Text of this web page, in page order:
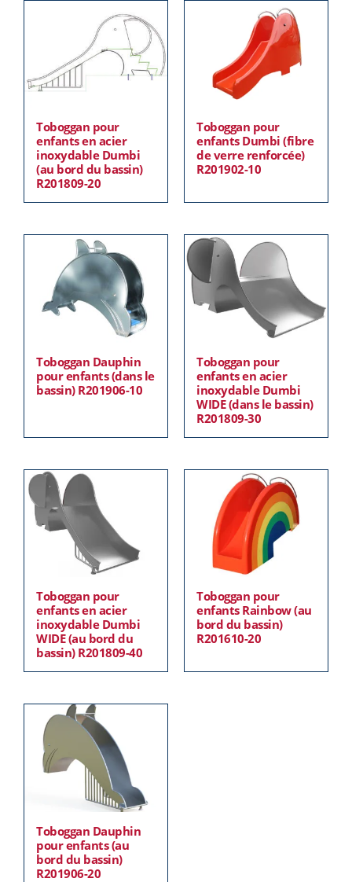
Toboggan pour
enfants en acier
inoxydable Dumbi
(au bord du bassin)
R201809-20
Toboggan pour
enfants Dumbi (fibre
de verre renforcée)
R201902-10
Toboggan Dauphin
pour enfants (dans le
bassin) R201906-10
Toboggan pour
enfants en acier
inoxydable Dumbi
WIDE (dans le bassin)
R201809-30
Toboggan pour
enfants en acier
inoxydable Dumbi
WIDE (au bord du
bassin) R201809-40
Toboggan pour
enfants Rainbow (au
bord du bassin)
R201610-20
Toboggan Dauphin
pour enfants (au
bord du bassin)
R201906-20